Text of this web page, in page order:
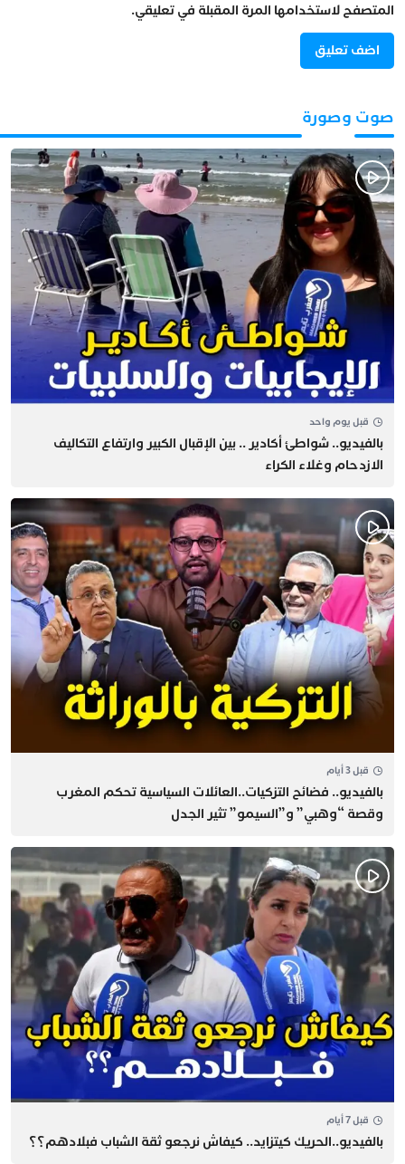
المتصفح لاستخدامها المرة المقبلة في تعليقي.
صوت وصورة
قبل يوم واحد
بالفيديو.. شواطئ أكادير .. بين الإقبال الكبير وارتفاع التكاليف
الازدحام وغلاء الكراء
قبل 3 أيام
بالفيديو.. فضائح التزكيات..العائلات السياسية تحكم المغرب
وقصة “وهبي” و”السيمو” تثير الجدل
قبل 7 أيام
بالفيديو..الحريك كيتزايد.. كيفاش نرجعو ثقة الشباب فبلادهم؟؟